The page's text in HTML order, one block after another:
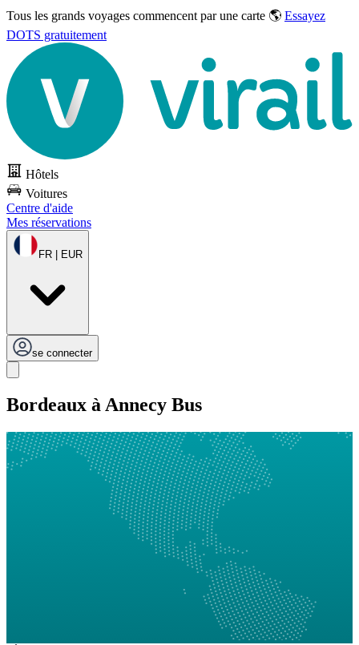
Tous les grands voyages commencent par une carte 🌎 Essayez
DOTS gratuitement
Hôtels
Voitures
Centre d'aide
Mes réservations
FR | EUR
se connecter
Bordeaux à Annecy Bus